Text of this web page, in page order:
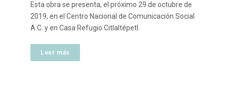
Esta obra se presenta, el próximo 29 de octubre de
2019, en el Centro Nacional de Comunicación Social
A.C. y en Casa Refugio Citlaltépetl.
Leer más